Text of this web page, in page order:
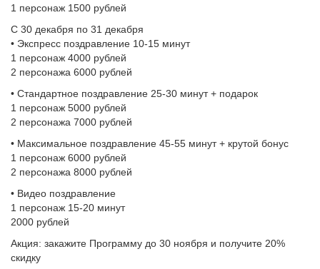
1 персонаж 1500 рублей
С 30 декабря по 31 декабря
• Экспресс поздравление 10-15 минут
1 персонаж 4000 рублей
2 персонажа 6000 рублей
• Стандартное поздравление 25-30 минут + подарок
1 персонаж 5000 рублей
2 персонажа 7000 рублей
• Максимальное поздравление 45-55 минут + крутой бонус
1 персонаж 6000 рублей
2 персонажа 8000 рублей
• Видео поздравление
1 персонаж 15-20 минут
2000 рублей
Акция: закажите Программу до 30 ноября и получите 20%
скидку